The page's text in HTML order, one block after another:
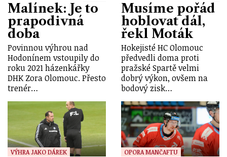
Malínek: Je to
prapodivná
doba
Povinnou výhrou nad
Hodonínem vstoupily do
roku 2021 házenkářky
DHK Zora Olomouc. Přesto
trenér…
Musíme pořád
hoblovat dál,
řekl Moták
Hokejisté HC Olomouc
předvedli doma proti
pražské Spartě velmi
dobrý výkon, ovšem na
bodový zisk…
VÝHRA JAKO DÁREK OPORA MANČAFTU